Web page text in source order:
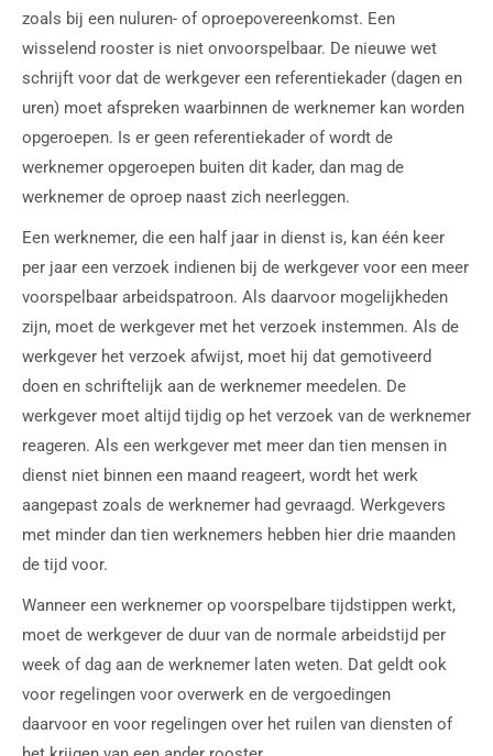
zoals bij een nuluren- of oproepovereenkomst. Een
wisselend rooster is niet onvoorspelbaar. De nieuwe wet
schrijft voor dat de werkgever een referentiekader (dagen en
uren) moet afspreken waarbinnen de werknemer kan worden
opgeroepen. Is er geen referentiekader of wordt de
werknemer opgeroepen buiten dit kader, dan mag de
werknemer de oproep naast zich neerleggen.
Een werknemer, die een half jaar in dienst is, kan één keer
per jaar een verzoek indienen bij de werkgever voor een meer
voorspelbaar arbeidspatroon. Als daarvoor mogelijkheden
zijn, moet de werkgever met het verzoek instemmen. Als de
werkgever het verzoek afwijst, moet hij dat gemotiveerd
doen en schriftelijk aan de werknemer meedelen. De
werkgever moet altijd tijdig op het verzoek van de werknemer
reageren. Als een werkgever met meer dan tien mensen in
dienst niet binnen een maand reageert, wordt het werk
aangepast zoals de werknemer had gevraagd. Werkgevers
met minder dan tien werknemers hebben hier drie maanden
de tijd voor.
Wanneer een werknemer op voorspelbare tijdstippen werkt,
moet de werkgever de duur van de normale arbeidstijd per
week of dag aan de werknemer laten weten. Dat geldt ook
voor regelingen voor overwerk en de vergoedingen
daarvoor en voor regelingen over het ruilen van diensten of